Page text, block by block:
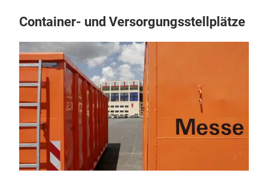
Container- und Versorgungsstellplätze